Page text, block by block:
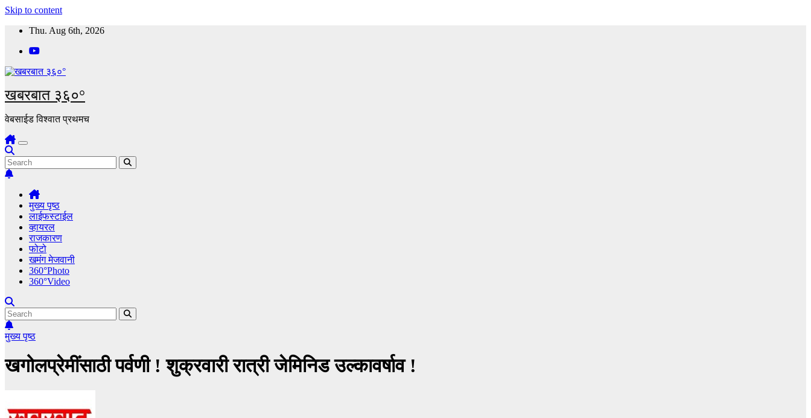
Skip to content
Thu. Aug 6th, 2026
खबरबात ३६०°
वेबसाईड विश्वात प्रथमच
मुख्य पृष्ठ
लाईफस्टाईल
व्हायरल
राजकारण
फोटो
खमंग मेजवानी
360°Photo
360°Video
मुख्य पृष्ठ
खगोलप्रेमींसाठी पर्वणी ! शुक्रवारी रात्री जेमिनिड उल्कावर्षाव !